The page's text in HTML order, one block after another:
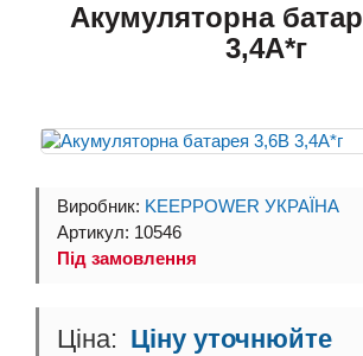
Акумуляторна
3,4А*г
Виробник: KEEPPOWER УКРАЇНА
Артикул: 10546
Під замовлення
Ціну уточнюйте